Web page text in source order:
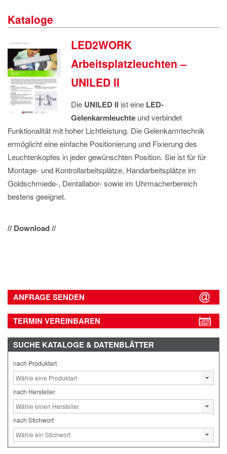
DATENSCHUTZ
Kataloge
LED2WORK
Arbeitsplatzleuchten –
UNILED II
Die UNILED IIist eine LED-
Gelenkarmleuchteund verbindet
Funktionalität mit hoher Lichtleistung. Die Gelenkarmtechnik
ermöglicht eine einfache Positionierung und Fixierung des
Leuchtenkopfes in jeder gewünschten Position. Sie ist für für
Montage- und Kontrollarbeitsplätze, Handarbeitsplätze im
Goldschmiede-, Dentallabor- sowie im Uhrmacherbereich
bestens geeignet.
// Download //
ANFRAGE SENDEN
TERMIN VEREINBAREN
SUCHE KATALOGE & DATENBLÄTTER
nach Produktart
nach Hersteller
nach Stichwort